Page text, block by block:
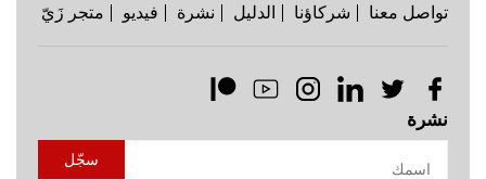
تواصل معنا شركاؤنا الدليل نشرة فيديو متجر زَيّ
نشرة